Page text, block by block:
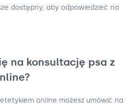
dostępny, aby odpowiedzieć na
na konsultację psa z
online możesz umówić na